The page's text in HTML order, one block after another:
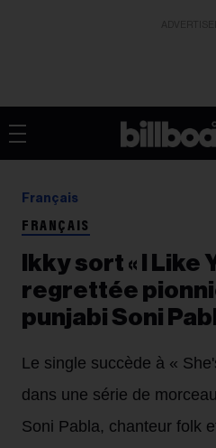
Français
FRANÇAIS
Ikky sort « I Like
regrettée
punjabi Soni
Le single succède à «
dans une série de
Soni Pabla, chanteur folk